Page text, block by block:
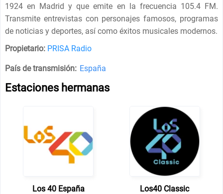
1924 en Madrid y que emite en la frecuencia 105.4 FM.
Transmite entrevistas con personajes famosos, programas
de noticias y deportes, así como éxitos musicales modernos.
Propietario: PRISA Radio
País de transmisión: España
Estaciones hermanas
Los 40 España Los40 Classic